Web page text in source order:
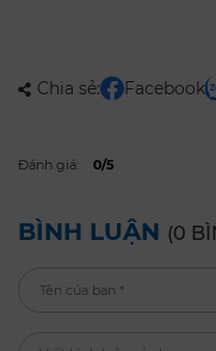
Chia sẻ: Facebook
Đánh giá: 0/5
BÌNH LUẬN (0